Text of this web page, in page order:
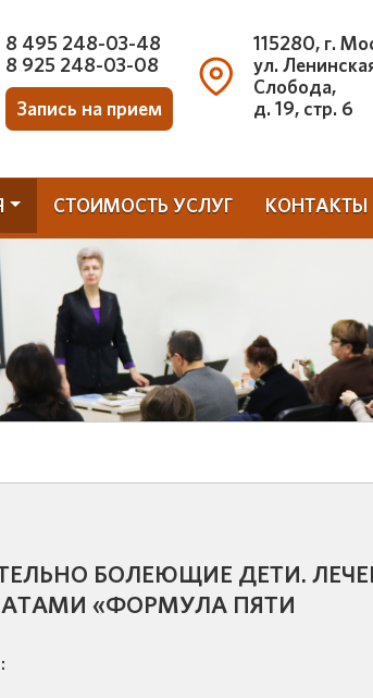
8 495 248-03-48
8 925 248-03-08
Запись на прием
115280, г.
ул.
Слобода,
д. 19, стр. 6
СТОИМОСТЬ УСЛУГ КОНТАКТЫ
БОЛЕЮЩИЕ ДЕТИ.
«ФОРМУЛА ПЯТИ